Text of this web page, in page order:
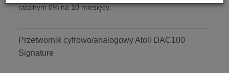
ratalnym 0% na 10 miesięcy.
Przetwornik cyfrowo/analogowy Atoll DAC100
Signature